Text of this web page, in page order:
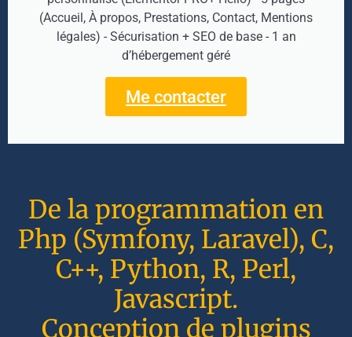
(Accueil, À propos, Prestations, Contact, Mentions
légales) - Sécurisation + SEO de base - 1 an
d’hébergement géré
Me contacter
De la programmation en
Php (Symfony, Laravel), C,
C++, Python, R, Perl,
Javascript.
Conception de plugins